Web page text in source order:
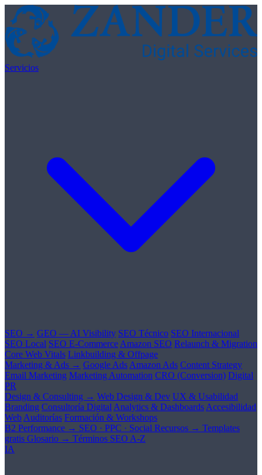
Skip to content
Servicios
SEO → GEO — AI Visibility SEO Técnico SEO Internacional
SEO Local SEO E-Commerce Amazon SEO Relaunch & Migration
Core Web Vitals Linkbuilding & Offpage
Marketing & Ads → Google Ads Amazon Ads Content Strategy
Email Marketing Marketing Automation CRO (Conversion) Digital
PR
Design & Consulting → Web Design & Dev UX & Usabilidad
Branding Consultoría Digital Analytics & Dashboards Accesibilidad
Web Auditorías Formación & Workshops
B2 Performance → SEO · PPC · Social Recursos → Templates
gratis Glosario → Términos SEO A-Z
IA